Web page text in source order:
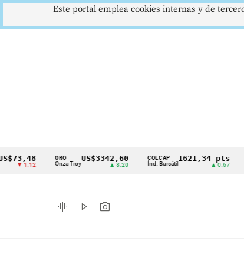
Cintillo
indicadores
económicos
ORO
Onza Troy
US$3342,60
▲ 8.20
COLCAP
Índ. Bursátil
1621,34 pts USD/COP
Dólar
graphic_eq play_arrow photo_camera
Este portal emplea cookies internas y de